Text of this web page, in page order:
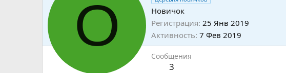
O
Новичок
Регистрация 25 Янв 2019
Активность 7 Фев 2019
Сообщения
3